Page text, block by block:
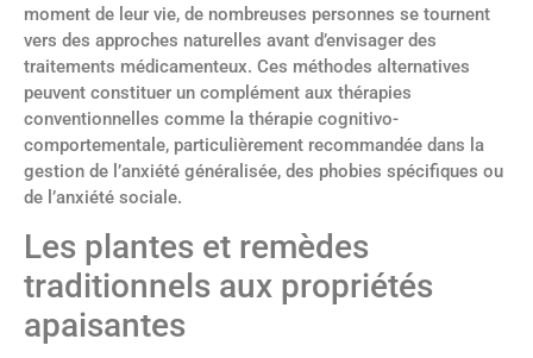
moment de leur vie, de nombreuses personnes se tournent
vers des approches naturelles avant d’envisager des
traitements médicamenteux. Ces méthodes alternatives
peuvent constituer un complément aux thérapies
conventionnelles comme la thérapie cognitivo-
comportementale, particulièrement recommandée dans la
gestion de l’anxiété généralisée, des phobies spécifiques ou
de l’anxiété sociale.
Les plantes et remèdes
traditionnels aux propriétés
apaisantes